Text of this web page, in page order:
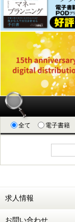
全て 電子書籍
求人情報
お問い合わせ